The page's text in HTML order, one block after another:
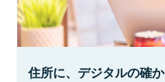
住所に、デジタルの確か